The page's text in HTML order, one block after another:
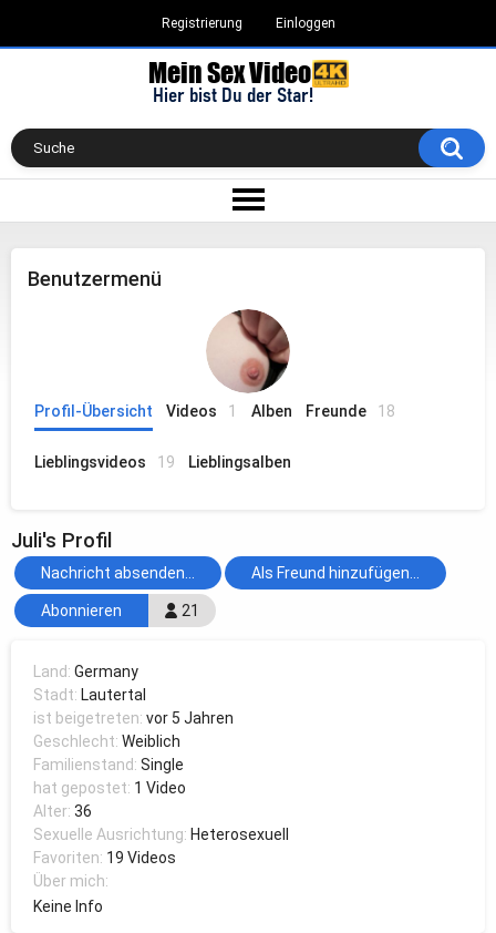
Registrierung Einloggen
Benutzermenü
Profil-Übersicht Videos 1 Alben Freunde 18
Lieblingsvideos 19 Lieblingsalben
Juli's Profil
21
Abonnieren
Nachricht absenden... Als Freund hinzufügen...
Land:Germany
Stadt: Lautertal
ist beigetreten:vor 5 Jahren
Geschlecht:Weiblich
Familienstand:Single
hat gepostet: 1 Video
Alter:36
Sexuelle Ausrichtung: Heterosexuell
Favoriten: 19 Videos
Über mich:
Keine Info